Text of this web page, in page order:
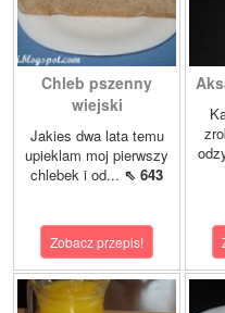
Chleb pszenny
wiejski
Jakies dwa lata temu
upieklam moj pierwszy
chlebek i od... ⇖ 643
Zobacz przepis!